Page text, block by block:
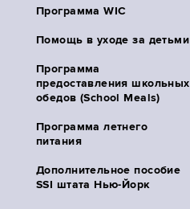
Программа WIC
Помощь в уходе за детьми
Программа
предоставления школьных
обедов (School Meals)
Программа летнего
питания
Дополнительное пособие
SSI штата Нью-Йорк